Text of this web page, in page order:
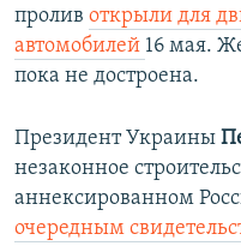
пролив открыли для
автомобилей 16 мая.
пока не достроена.
Президент Украины
незаконное
аннексированном
очередным